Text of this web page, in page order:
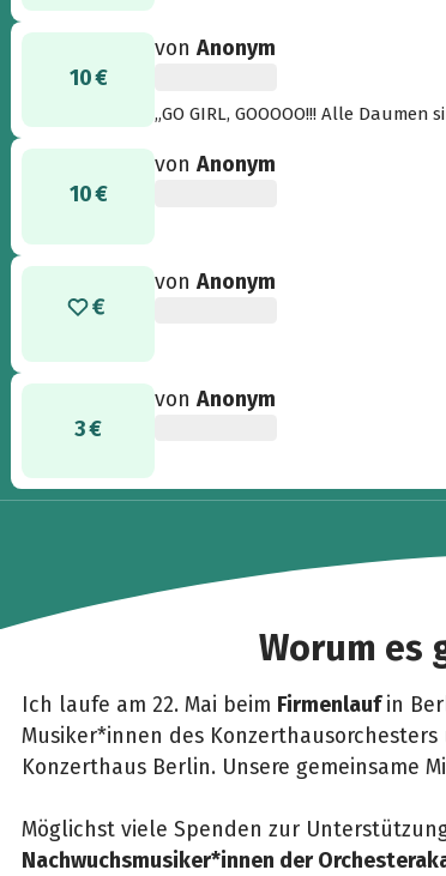
10 €
vonAnonym
„GO GIRL, GOOOOO!!! Alle
10 €
vonAnonym
vonAnonym
3 €
vonAnonym
Worum es
Ich laufe am 22. Mai beim Firmenlaufin
Musiker*innen des
Konzerthaus Berlin. Unsere gemeinsame
Möglichst viele Spenden zur
Nachwuchsmusiker*innen der